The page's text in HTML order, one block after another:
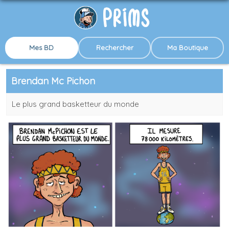
Mes BD Rechercher Ma Boutique
Brendan Mc Pichon
Le plus grand basketteur du monde